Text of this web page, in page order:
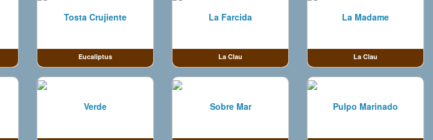
Tosta Crujiente
Eucaliptus
La Farcida
La Clau
La Madame
La Clau
Verde Sobre Mar Pulpo Marinado